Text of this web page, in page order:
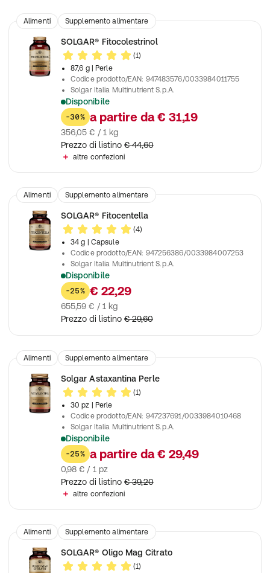
Alimenti Supplemento alimentare
SOLGAR® Fitocolestrinol
(1)
87,6 g
| Perle
Codice prodotto/EAN: 947483576/0033984011755
Solgar Italia Multinutrient S.p.A.
Disponibile
Contribuisce a mantenere livelli normali di colesterolo nel
-30% a partire da € 31,19
356,05 € / 1 kg
Prezzo di listino € 44,60
altre confezioni
Alimenti Supplemento alimentare
SOLGAR® Fitocentella
(4)
34 g
| Capsule
Codice prodotto/EAN: 947256386/0033984007253
Solgar Italia Multinutrient S.p.A.
Disponibile
Utile al sostegno della funzionalità del microcircolo
-25% € 22,29
655,59 € / 1 kg
Prezzo di listino € 29,60
Alimenti Supplemento alimentare
Solgar Astaxantina Perle
(1)
30 pz
| Perle
Codice prodotto/EAN: 947237691/0033984010468
Solgar Italia Multinutrient S.p.A.
Disponibile
Integratore alimentare a base di astaxantina
-25% a partire da € 29,49
0,98 € / 1 pz
Prezzo di listino € 39,20
altre confezioni
Alimenti Supplemento alimentare
SOLGAR® Oligo Mag Citrato
(1)